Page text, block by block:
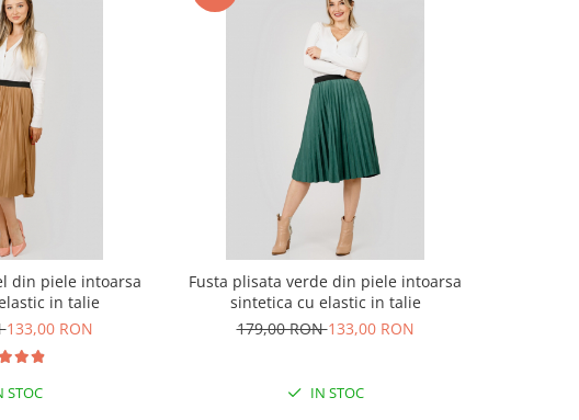
din piele intoarsa
in talie
133,00 RON
STOC
Fusta plisata verde din piele intoarsa
sintetica cu elastic in talie
179,00 RON133,00 RON
IN STOC